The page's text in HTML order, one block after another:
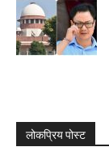
लोकप्रिय पोस्ट